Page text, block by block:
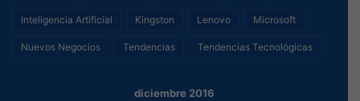
Inteligencia Artificial Kingston Lenovo Microsoft
Nuevos Negocios Tendencias Tendencias Tecnológicas
diciembre 2016